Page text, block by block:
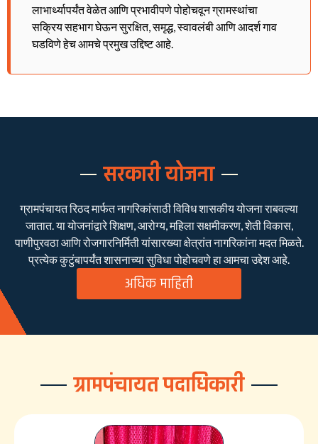
लाभार्थ्यापर्यंत वेळेत आणि प्रभावीपणे पोहोचवून ग्रामस्थांचा
सक्रिय सहभाग घेऊन सुरक्षित, समृद्ध, स्वावलंबी आणि आदर्श गाव
घडविणे हेच आमचे प्रमुख उद्दिष्ट आहे.
सरकारी योजना
ग्रामपंचायत रिठद मार्फत नागरिकांसाठी विविध शासकीय योजना राबवल्या
जातात. या योजनांद्वारे शिक्षण, आरोग्य, महिला सक्षमीकरण, शेती विकास,
पाणीपुरवठा आणि रोजगारनिर्मिती यांसारख्या क्षेत्रांत नागरिकांना मदत मिळते.
प्रत्येक कुटुंबापर्यंत शासनाच्या सुविधा पोहोचवणे हा आमचा उद्देश आहे.
अधिक माहिती
ग्रामपंचायत पदाधिकारी